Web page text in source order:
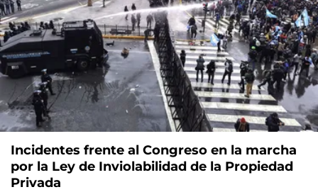
Incidentes frente al Congreso en la marcha
por la Ley de Inviolabilidad de la Propiedad
Privada